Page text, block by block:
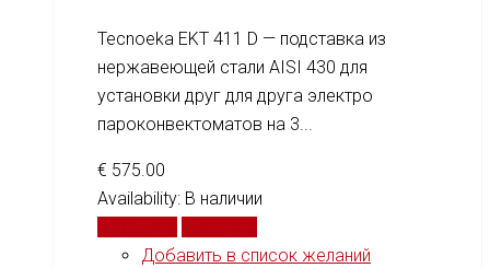
Tecnoeka EKT 411 D — подставка из
нержавеющей стали AISI 430 для
установки друг для друга электро
пароконвектоматов на 3...
€ 575.00
Availability: В наличии
Добавить в список желаний